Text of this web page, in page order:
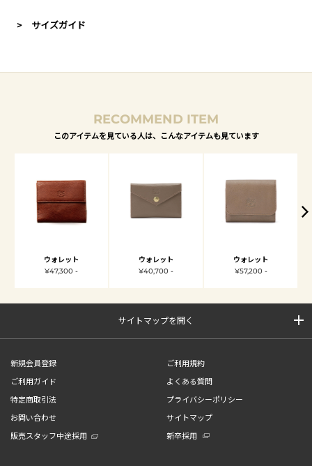
> サイズガイド
RECOMMEND ITEM
このアイテムを見ている人は、こんなアイテムも見ています
ウォレット
¥47,300 -
ウォレット
¥40,700 -
ウォレット
¥57,200 -
サイトマップを開く
新規会員登録
ご利用規約
ご利用ガイド
よくある質問
特定商取引法
プライバシーポリシー
お問い合わせ
サイトマップ
販売スタッフ中途採用
新卒採用